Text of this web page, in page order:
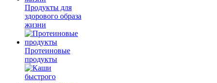
Продукты для
здорового образа
жизни
Протеиновые
продукты